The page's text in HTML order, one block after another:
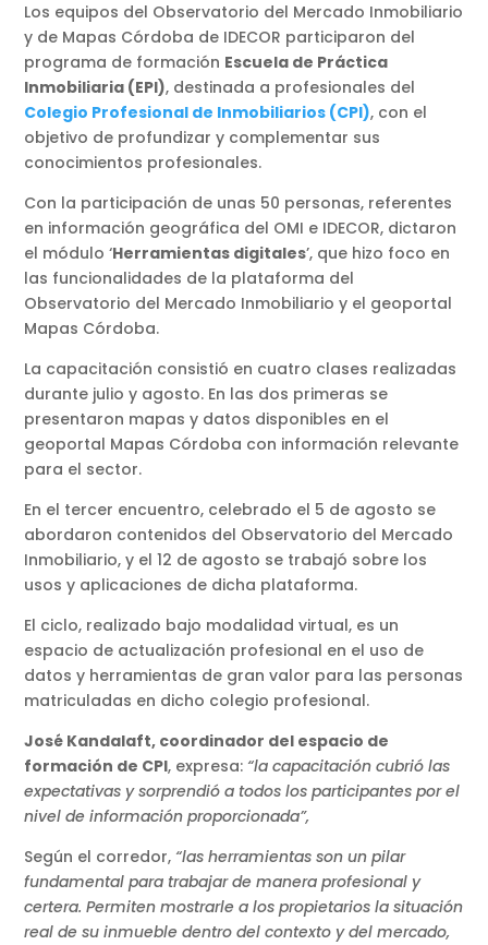
Los equipos del Observatorio del Mercado Inmobiliario
y de Mapas Córdoba de IDECOR participaron del
programa de formación Escuela de Práctica
Inmobiliaria (EPI), destinada a profesionales del
Colegio Profesional de Inmobiliarios (CPI), con el
objetivo de profundizar y complementar sus
conocimientos profesionales.
Con la participación de unas 50 personas, referentes
en información geográfica del OMI e IDECOR, dictaron
el módulo ‘Herramientas digitales’, que hizo foco en
las funcionalidades de la plataforma del
Observatorio del Mercado Inmobiliario y el geoportal
Mapas Córdoba.
La capacitación consistió en cuatro clases realizadas
durante julio y agosto. En las dos primeras se
presentaron mapas y datos disponibles en el
geoportal Mapas Córdoba con información relevante
para el sector.
En el tercer encuentro, celebrado el 5 de agosto se
abordaron contenidos del Observatorio del Mercado
Inmobiliario, y el 12 de agosto se trabajó sobre los
usos y aplicaciones de dicha plataforma.
El ciclo, realizado bajo modalidad virtual, es un
espacio de actualización profesional en el uso de
datos y herramientas de gran valor para las personas
matriculadas en dicho colegio profesional.
José Kandalaft, coordinador del espacio de
formación de CPI, expresa: “la capacitación cubrió las
expectativas y sorprendió a todos los participantes por el
nivel de información proporcionada”,
Según el corredor, “las herramientas son un pilar
fundamental para trabajar de manera profesional y
certera. Permiten mostrarle a los propietarios la situación
real de su inmueble dentro del contexto y del mercado,